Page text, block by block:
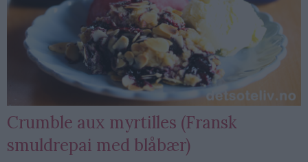
Crumble aux myrtilles (Fransk
smuldrepai med blåbær)